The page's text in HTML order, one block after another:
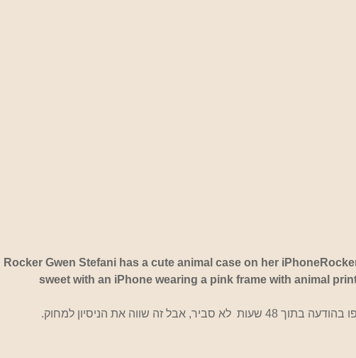
Rocker Gwen Stefani has a cute animal case on her
sweet with an iPhone wearing a pink frame with animal